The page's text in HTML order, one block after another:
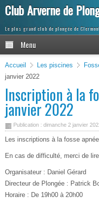
Club Arverne de
Le plus grand club de plongée de
Menu
Accueil Les piscines
janvier 2022
Inscription à la
janvier 2022
Publication : dimanche 2 janvier
Les inscriptions à la fosse
En cas de difficulté, merci de
Organisateur : Daniel Gérard
Directeur de Plongée : Patrick
Horaire : De 19h00 à 20h00